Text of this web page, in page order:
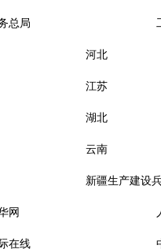
总局
河北
江苏
湖北
云南
新疆生产建设
网
在线